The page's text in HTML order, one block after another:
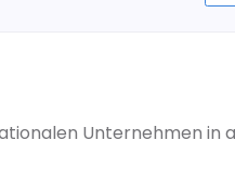
Unternehmen in